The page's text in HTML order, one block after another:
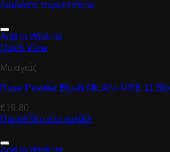
Διαβάστε περισσότερα
Add to Wishlist
Quick View
Μακιγιάζ
Rose Powder Blush MILANI MRB 11
€19.80
Προσθήκη στο καλάθι